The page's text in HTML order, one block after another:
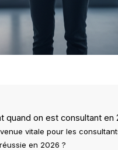
on est consultant en
vitale pour les
en 2026 ?